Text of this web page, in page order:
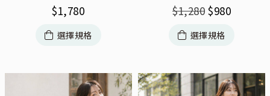
$1,780
選擇規格
$1,280 $980
選擇規格